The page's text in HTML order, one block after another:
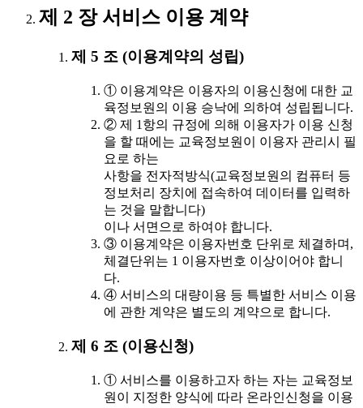
제 2 장 서비스 이용 계약
제 5 조 (이용계약의 성립)
① 이용계약은 이용자의 이용신청에 대한 교
육정보원의 이용 승낙에 의하여 성립됩니다.
② 제 1항의 규정에 의해 이용자가 이용 신청
을 할 때에는 교육정보원이 이용자 관리시 필
요로 하는
사항을 전자적방식(교육정보원의 컴퓨터 등
정보처리 장치에 접속하여 데이터를 입력하
는 것을 말합니다)
이나 서면으로 하여야 합니다.
③ 이용계약은 이용자번호 단위로 체결하며,
체결단위는 1 이용자번호 이상이어야 합니
다.
④ 서비스의 대량이용 등 특별한 서비스 이용
에 관한 계약은 별도의 계약으로 합니다.
제 6 조 (이용신청)
① 서비스를 이용하고자 하는 자는 교육정보
원이 지정한 양식에 따라 온라인신청을 이용